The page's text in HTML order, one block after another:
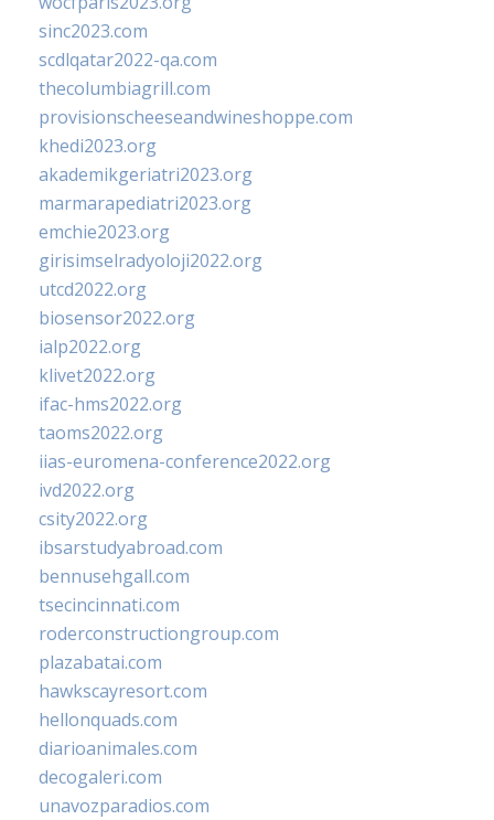
sinc2023.com
scdlqatar2022-qa.com
thecolumbiagrill.com
provisionscheeseandwineshoppe.com
khedi2023.org
akademikgeriatri2023.org
marmarapediatri2023.org
emchie2023.org
girisimselradyoloji2022.org
utcd2022.org
biosensor2022.org
ialp2022.org
klivet2022.org
ifac-hms2022.org
taoms2022.org
iias-euromena-conference2022.org
ivd2022.org
csity2022.org
ibsarstudyabroad.com
bennusehgall.com
tsecincinnati.com
roderconstructiongroup.com
plazabatai.com
hawkscayresort.com
hellonquads.com
diarioanimales.com
decogaleri.com
unavozparadios.com